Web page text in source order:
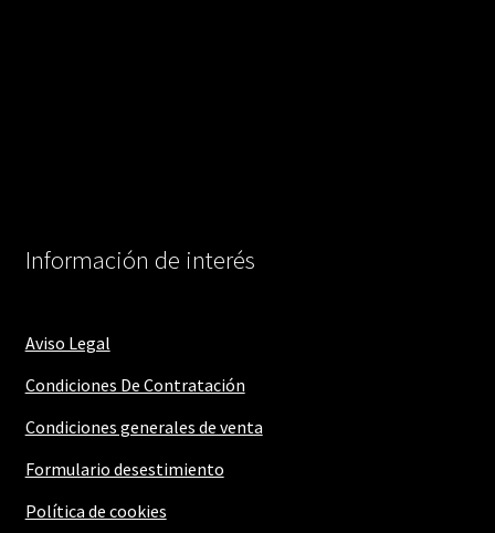
Información de interés
Aviso Legal
Condiciones De Contratación
Condiciones generales de venta
Formulario desestimiento
Política de cookies